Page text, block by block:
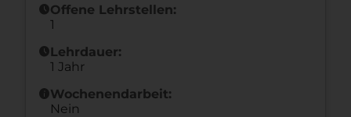
scheduleOffene Lehrstellen:
1
scheduleLehrdauer:
1 Jahr
infoWochenendarbeit:
Nein